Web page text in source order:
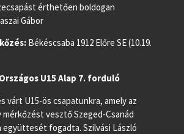
érthetően boldogan
Gábor
Békéscsaba 1912 Előre SE (10.19.
U15 Alap 7. forduló
várt U15-ös csapatunkra, amely az
mérkőzést vesztő Szeged-Csanád
együttesét fogadta. Szilvási László